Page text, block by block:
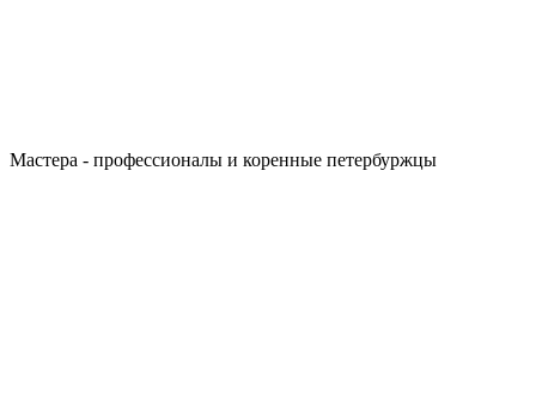
Мастера - профессионалы и коренные петербуржцы